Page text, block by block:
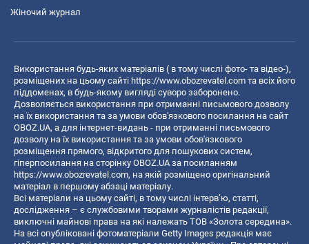
Жіночий журнал
Використання будь-яких матеріалів ( в тому числі фото- та відео-),
розміщених на цьому сайті https://www.obozrevatel.com та всіх його
піддоменах, в будь-якому вигляді суворо заборонено.
Дозволяється використання при отриманні письмового дозволу
на їх використання та за умови обов'язкового посилання на сайт
OBOZ.UA, а для інтернет-видань - при отриманні письмового
дозволу на їх використання та за умови обов'язкового
розміщення прямого, відкритого для пошукових систем,
гіперпосилання на сторінку OBOZ.UA за посиланням
https://www.obozrevatel.com, на якій розміщено оригінальний
матеріал в першому абзаці матеріалу.
Всі матеріали на цьому сайті, в тому числі інтерв’ю, статті,
дослідження – є службовими творами журналістів редакції,
виключні майнові права на які належать ТОВ «Золота середина».
На всі опубліковані фотоматеріали Getty Images редакція має